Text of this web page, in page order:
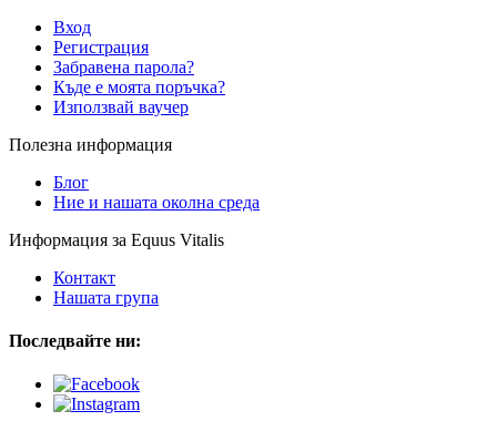
Вход
Регистрация
Забравена парола?
Къде е моята поръчка?
Използвай ваучер
Полезна информация
Блог
Ние и нашата околна среда
Информация за Equus Vitalis
Контакт
Нашата група
Последвайте ни: